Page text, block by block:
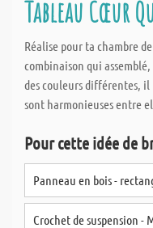
Tableau Cœur
Réalise pour ta chambre
combinaison qui
des couleurs différentes, il
sont harmonieuses entre
Pour cette idée de
Panneau en bois -
Crochet de suspension -